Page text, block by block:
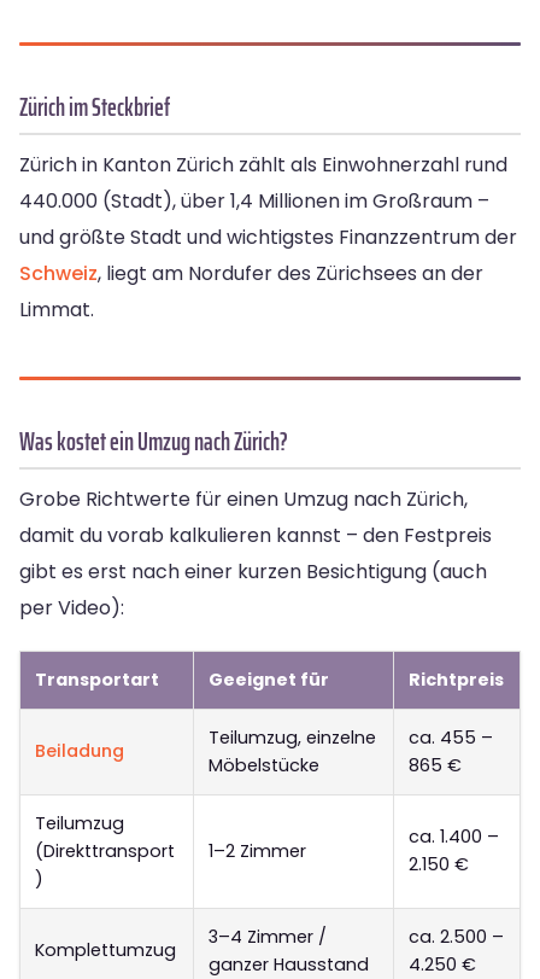
Zürich im Steckbrief
Zürich in Kanton Zürich zählt als Einwohnerzahl rund
440.000 (Stadt), über 1,4 Millionen im Großraum –
und größte Stadt und wichtigstes Finanzzentrum der
Schweiz, liegt am Nordufer des Zürichsees an der
Limmat.
Was kostet ein Umzug nach Zürich?
Grobe Richtwerte für einen Umzug nach Zürich,
damit du vorab kalkulieren kannst – den Festpreis
gibt es erst nach einer kurzen Besichtigung (auch
per Video):
Transportart Geeignet für Richtpreis
Beiladung
Teilumzug, einzelne
Möbelstücke
ca. 455 –
865 €
Teilumzug
(Direkttransport
)
1–2 Zimmer
ca. 1.400 –
2.150 €
Komplettumzug
3–4 Zimmer /
ganzer Hausstand
ca. 2.500 –
4.250 €